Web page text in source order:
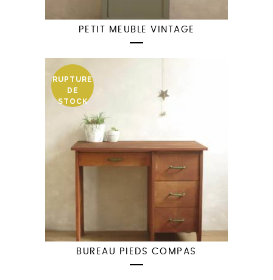
PETIT MEUBLE VINTAGE
RUPTURE
DE
STOCK
BUREAU PIEDS COMPAS